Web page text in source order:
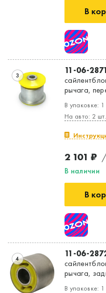
Да, верно
В
3 11-06-2871
рычага,
В упаковке: 1
На авто: 2 шт.
2 101 ₽
В наличии
В
4 11-06-
рычага,
В упаковке: 1